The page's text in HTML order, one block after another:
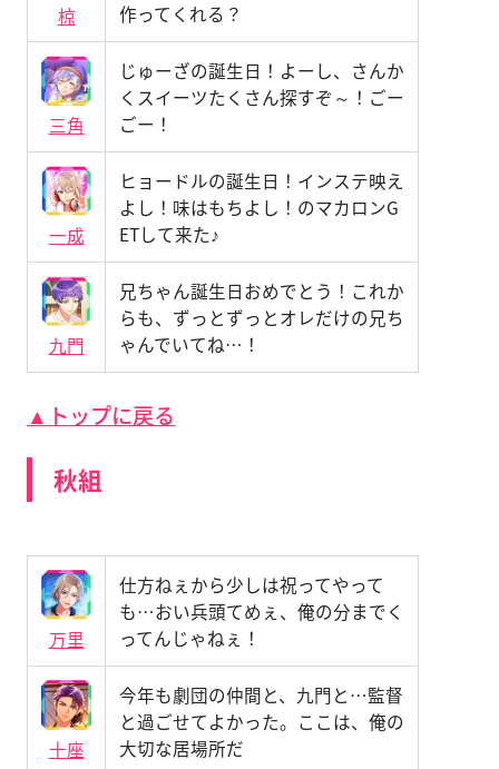
椋 作ってくれる？
三角
じゅーざの誕生日！よーし、さんか
くスイーツたくさん探すぞ～！ごー
ごー！
一成
ヒョードルの誕生日！インステ映え
よし！味はもちよし！のマカロンG
ETして来た♪
九門
兄ちゃん誕生日おめでとう！これか
らも、ずっとずっとオレだけの兄ち
ゃんでいてね…！
▲トップに戻る
秋組
万里
仕方ねぇから少しは祝ってやって
も…おい兵頭てめぇ、俺の分までく
ってんじゃねぇ！
十座
今年も劇団の仲間と、九門と…監督
と過ごせてよかった。ここは、俺の
大切な居場所だ